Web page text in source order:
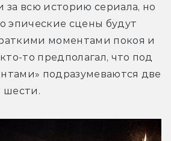
за всю историю сериала, но
эпические сцены будут
моментами покоя и
то предполагал, что под
подразумеваются две
шести.